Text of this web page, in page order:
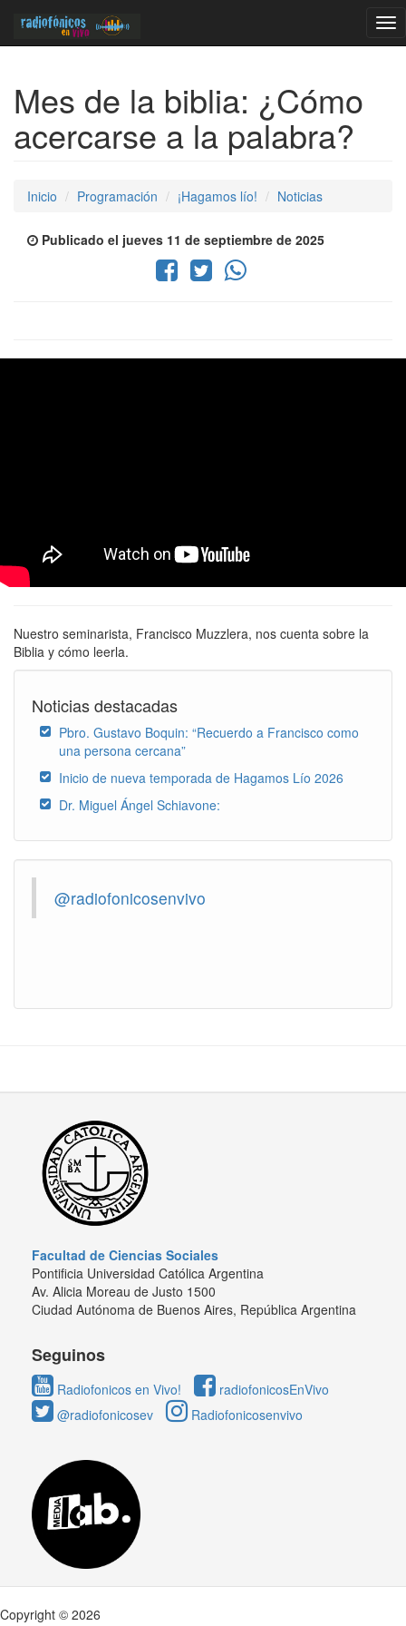
Mes de la biblia: ¿Cómo
acercarse a la palabra?
Inicio Programación ¡Hagamos lío! Noticias
Publicado el jueves 11 de septiembre de 2025
Nuestro seminarista, Francisco Muzzlera, nos cuenta sobre la
Biblia y cómo leerla.
Noticias destacadas
Pbro. Gustavo Boquin: “Recuerdo a Francisco como
una persona cercana”
Inicio de nueva temporada de Hagamos Lío 2026
Dr. Miguel Ángel Schiavone:
@radiofonicosenvivo
Facultad de Ciencias Sociales
Pontificia Universidad Católica Argentina
Av. Alicia Moreau de Justo 1500
Ciudad Autónoma de Buenos Aires, República Argentina
Seguinos
Radiofonicos en Vivo!
radiofonicosEnVivo
@radiofonicosev
Radiofonicosenvivo
Copyright © 2026